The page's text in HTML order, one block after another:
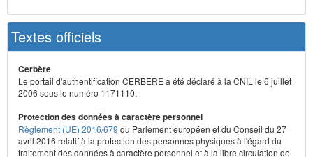
Textes officiels
Cerbère
Le portail d'authentification CERBERE a été déclaré à la CNIL le 6 juillet
2006 sous le numéro 1171110.
Protection des données à caractère personnel
Règlement (UE) 2016/679 du Parlement européen et du Conseil du 27
avril 2016 relatif à la protection des personnes physiques à l'égard du
traitement des données à caractère personnel et à la libre circulation de